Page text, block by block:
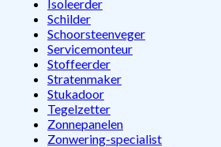
Isoleerder
Schilder
Schoorsteenveger
Servicemonteur
Stoffeerder
Stratenmaker
Stukadoor
Tegelzetter
Zonnepanelen
Zonwering-specialist